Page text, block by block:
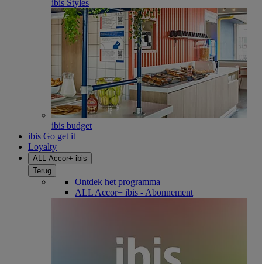
ibis Styles
ibis budget
ibis Go get it
Loyalty
ALL Accor+ ibis
Terug
Ontdek het programma
ALL Accor+ ibis - Abonnement